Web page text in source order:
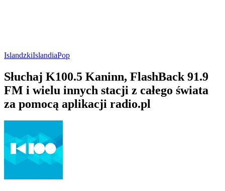
IslandzkiIslandiaPop
Słuchaj K100.5 Kaninn, FlashBack 91.9
FM i wielu innych stacji z całego świata
za pomocą aplikacji radio.pl